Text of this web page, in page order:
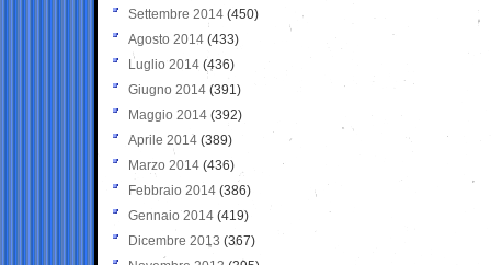
Settembre 2014 (450)
Agosto 2014 (433)
Luglio 2014 (436)
Giugno 2014 (391)
Maggio 2014 (392)
Aprile 2014 (389)
Marzo 2014 (436)
Febbraio 2014 (386)
Gennaio 2014 (419)
Dicembre 2013 (367)